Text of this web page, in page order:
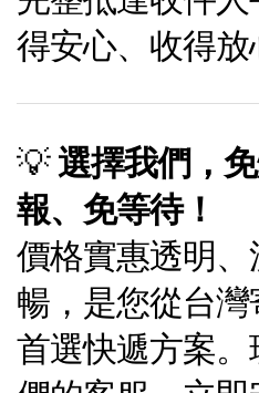
得安心、收得放
💡選擇我們，
報、免等待！
價格實惠透明
暢，是您從台
首選快遞方案